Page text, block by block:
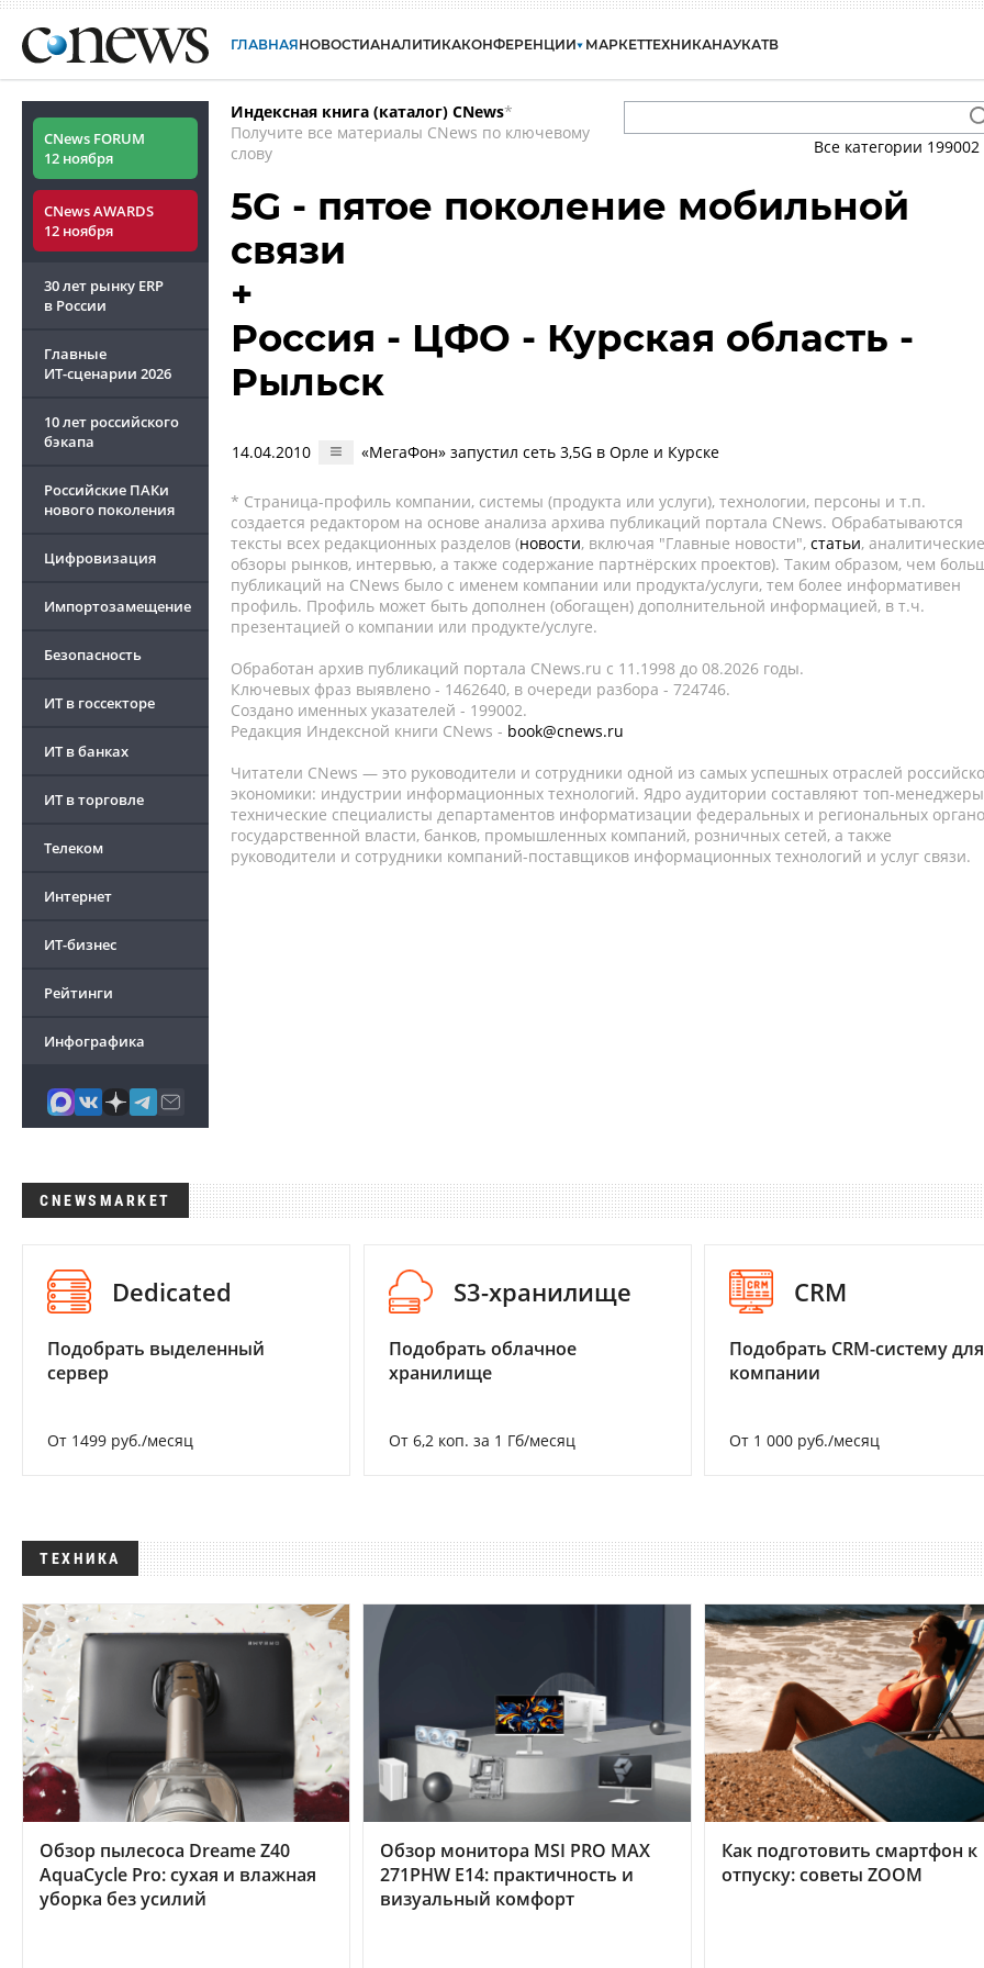
ГЛАВНАЯНОВОСТИАНАЛИТИКАКОНФЕРЕНЦИИ МАРКЕТТЕХНИКАНАУКАТВ
CNews FORUM
12 ноября
CNews AWARDS
12 ноября
30 лет рынку ERP
в России
Главные
ИТ-сценарии 2026
10 лет российского
бэкапа
Российские ПАКи
нового поколения
Цифровизация
Импортозамещение
Безопасность
ИТ в госсекторе
ИТ в банках
ИТ в торговле
Телеком
Интернет
ИТ-бизнес
Рейтинги
Инфографика
Индексная книга (каталог) CNews*
Получите все материалы CNews по ключевому
слову
Все категории 199002
5G - пятое поколение мобильной
связи
+
Россия - ЦФО - Курская область -
Рыльск
14.04.2010 «МегаФон» запустил сеть 3,5G в Орле и Курске
* Страница-профиль компании, системы (продукта или услуги), технологии, персоны и т.п.
создается редактором на основе анализа архива публикаций портала CNews. Обрабатываются
тексты всех редакционных разделов (новости, включая "Главные новости", статьи, аналитические
обзоры рынков, интервью, а также содержание партнёрских проектов). Таким образом, чем
публикаций на CNews было с именем компании или продукта/услуги, тем более информативен
профиль. Профиль может быть дополнен (обогащен) дополнительной информацией, в т.ч.
презентацией о компании или продукте/услуге.
Обработан архив публикаций портала CNews.ru c 11.1998 до 08.2026 годы.
Ключевых фраз выявлено - 1462640, в очереди разбора - 724746.
Создано именных указателей - 199002.
Редакция Индексной книги CNews - book@cnews.ru
Читатели CNews — это руководители и сотрудники одной из самых успешных отраслей
экономики: индустрии информационных технологий. Ядро аудитории составляют топ-
технические специалисты департаментов информатизации федеральных и региональных
государственной власти, банков, промышленных компаний, розничных сетей, а также
руководители и сотрудники компаний-поставщиков информационных технологий и услуг связи.
CNEWSMARKET
Dedicated
Подобрать выделенный
сервер
От 1499 руб./месяц
S3-хранилище
Подобрать облачное
хранилище
От 6,2 коп. за 1 Гб/месяц
CRM
Подобрать CRM-систему для
компании
От 1 000 руб./месяц
ТЕХНИКА
Обзор пылесоса Dreame Z40
AquaCycle Pro: сухая и влажная
уборка без усилий
Обзор монитора MSI PRO MAX
271PHW E14: практичность и
визуальный комфорт
Как подготовить смартфон к
отпуску: советы ZOOM